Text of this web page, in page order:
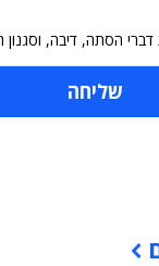
דברי הסתה, דיבה,